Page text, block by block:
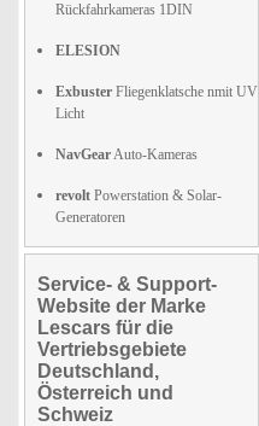
Rückfahrkameras 1DIN
ELESION
Exbuster Fliegenklatsche nmit UV
Licht
NavGearAuto-Kameras
revolt Powerstation & Solar-
Generatoren
Service- & Support-
Website der Marke
Lescars für die
Vertriebsgebiete
Deutschland,
Österreich und
Schweiz